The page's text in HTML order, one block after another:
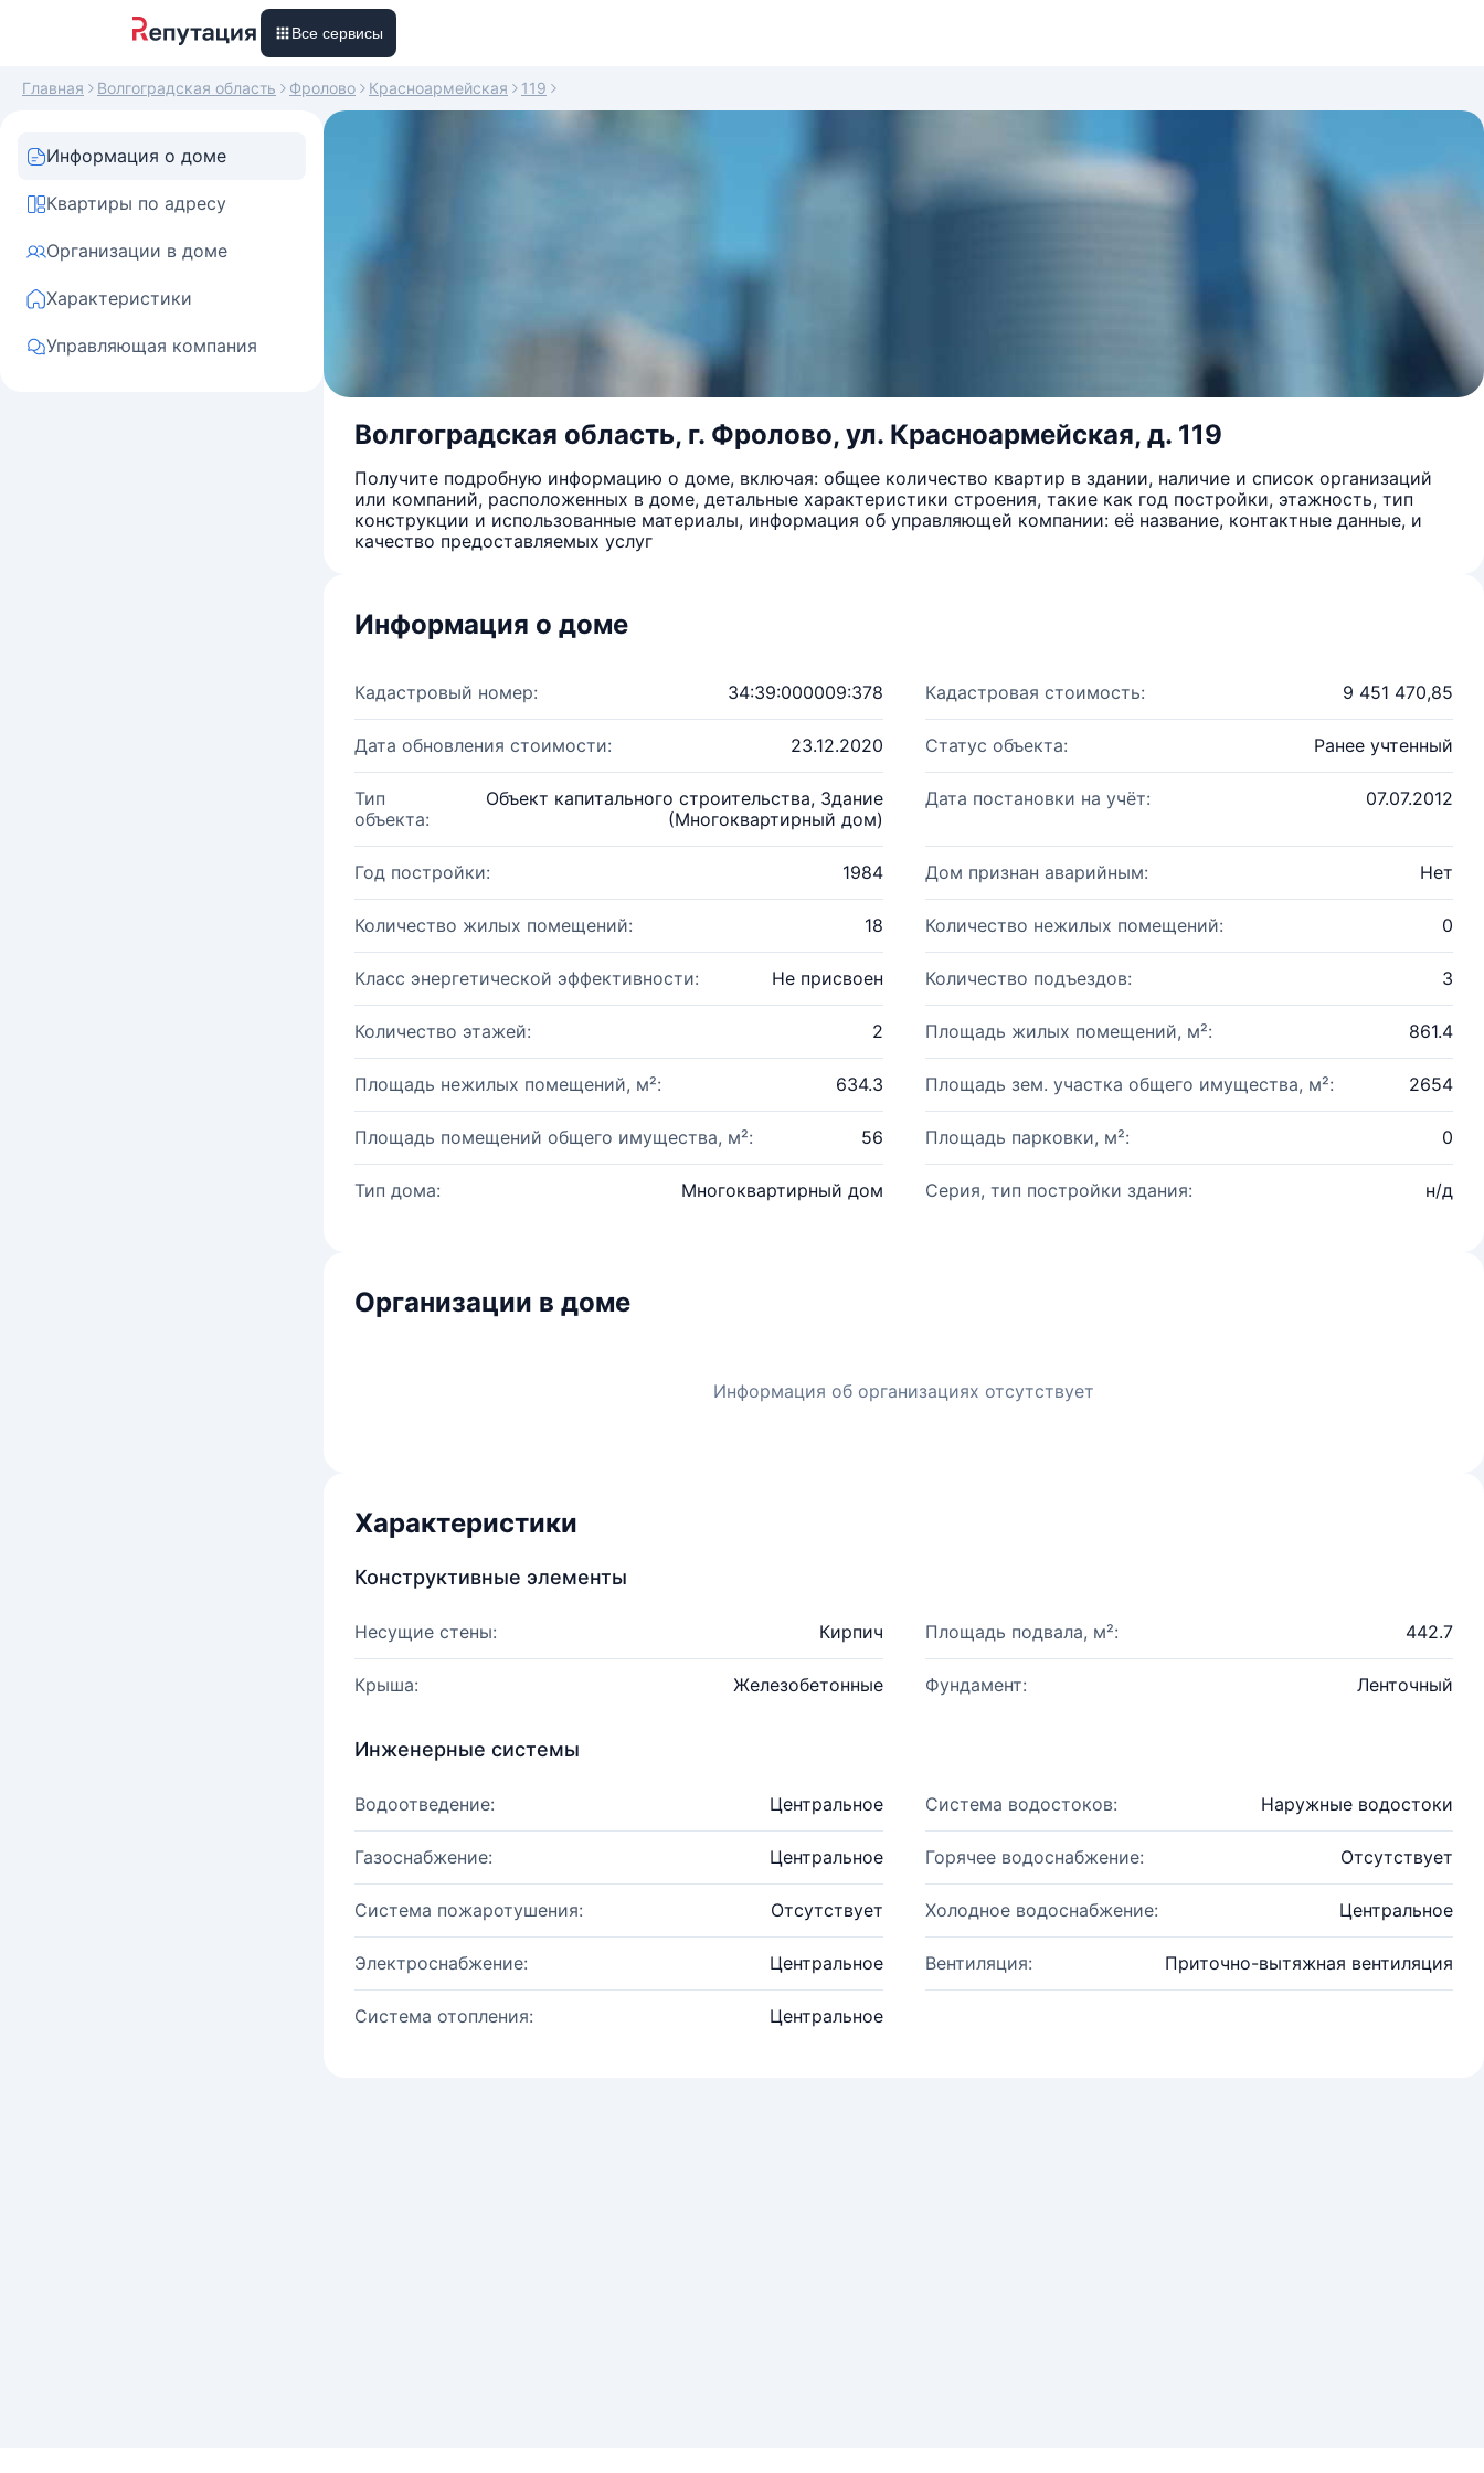
Все сервисы
Главная Волгоградская область Фролово Красноармейская 119
Информация о доме
Квартиры по адресу
Организации в доме
Характеристики
Управляющая компания
Волгоградская область, г. Фролово, ул. Красноармейская, д. 119
Получите подробную информацию о доме, включая: общее количество квартир в здании, наличие и список организаций
или компаний, расположенных в доме, детальные характеристики строения, такие как год постройки, этажность, тип
конструкции и использованные материалы, информация об управляющей компании: её название, контактные данные, и
качество предоставляемых услуг
Информация о доме
Кадастровый номер: 34:39:000009:378 Кадастровая стоимость: 9 451 470,85
Дата обновления стоимости: 23.12.2020 Статус объекта: Ранее учтенный
Тип
объекта:
Объект капитального строительства, Здание
(Многоквартирный дом)
Дата постановки на учёт: 07.07.2012
Год постройки: 1984 Дом признан аварийным: Нет
Количество жилых помещений: 18 Количество нежилых помещений: 0
Класс энергетической эффективности: Не присвоен Количество подъездов: 3
Количество этажей: 2 Площадь жилых помещений, м²: 861.4
Площадь нежилых помещений, м²: 634.3 Площадь зем. участка общего имущества, м²: 2654
Площадь помещений общего имущества, м²: 56 Площадь парковки, м²: 0
Тип дома: Многоквартирный дом Серия, тип постройки здания: н/д
Организации в доме
Информация об организациях отсутствует
Характеристики
Конструктивные элементы
Несущие стены: Кирпич Площадь подвала, м²: 442.7
Крыша: Железобетонные Фундамент: Ленточный
Инженерные системы
Водоотведение: Центральное Система водостоков: Наружные водостоки
Газоснабжение: Центральное Горячее водоснабжение: Отсутствует
Система пожаротушения: Отсутствует Холодное водоснабжение: Центральное
Электроснабжение: Центральное Вентиляция: Приточно-вытяжная вентиляция
Система отопления: Центральное